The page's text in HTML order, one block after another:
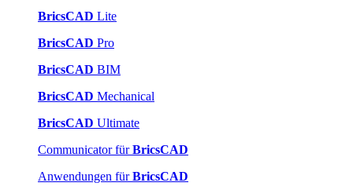
BricsCAD Lite
BricsCAD Pro
BricsCAD BIM
BricsCAD Mechanical
BricsCAD Ultimate
Communicator fürBricsCAD
Anwendungen fürBricsCAD